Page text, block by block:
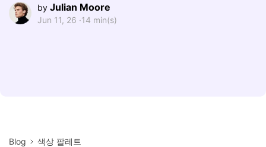
by Julian Moore
Jun 11, 26 ·14 min(s)
Blog
색상 팔레트